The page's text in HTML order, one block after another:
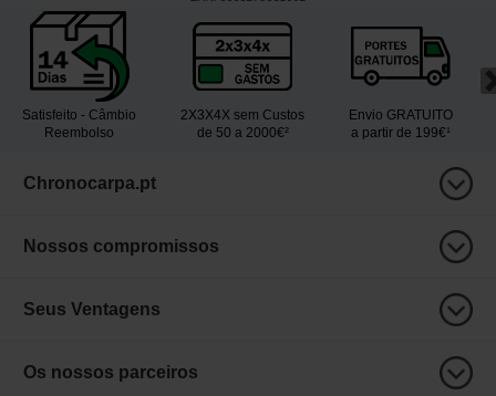
Satisfeito - Câmbio
Reembolso
2X3X4X sem Custos
de 50 a 2000€²
Envio GRATUITO
a partir de 199€¹
Chronocarpa.pt
Nossos compromissos
Seus Ventagens
Os nossos parceiros